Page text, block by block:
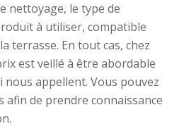
nettoyage, le type de
à utiliser, compatible
terrasse. En tout cas, chez
est veillé à être abordable
nous appellent. Vous pouvez
afin de prendre connaissance